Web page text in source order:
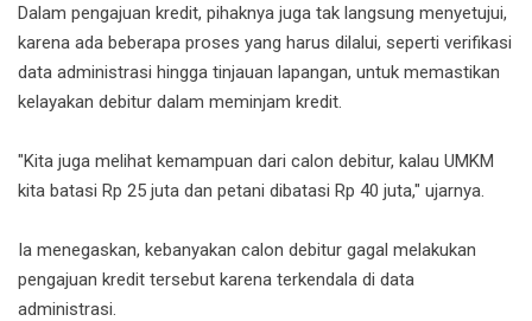
Dalam pengajuan kredit, pihaknya juga tak langsung menyetujui,
karena ada beberapa proses yang harus dilalui, seperti verifikasi
data administrasi hingga tinjauan lapangan, untuk memastikan
kelayakan debitur dalam meminjam kredit.
"Kita juga melihat kemampuan dari calon debitur, kalau UMKM
kita batasi Rp 25 juta dan petani dibatasi Rp 40 juta," ujarnya.
Ia menegaskan, kebanyakan calon debitur gagal melakukan
pengajuan kredit tersebut karena terkendala di data
administrasi.